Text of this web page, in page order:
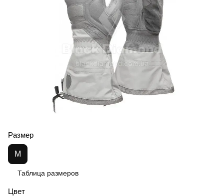
Размер
M
Таблица размеров
Цвет